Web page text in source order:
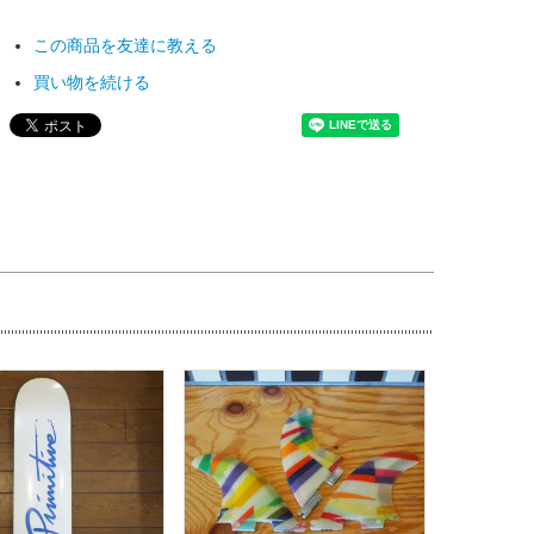
この商品を友達に教える
買い物を続ける